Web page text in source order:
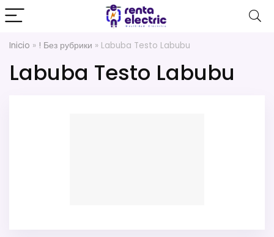
Inicio » ! Без рубрики » Labuba Testo Labubu
Labuba Testo Labubu